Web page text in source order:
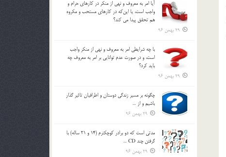
آيا امر به معروف و نهي از منكر در كارهاي حرام و
واجب است، يا اين‌كه در كارهاي مستحب و مكروه
هم تحقق پيدا مي كند؟
29 بهمن 96
با چه شرايطي امر به معروف و نهي از منکر واجب
است، و در صورت عدم توانايي بر امر به معروف چه
بايد کرد؟
29 بهمن 96
چگونه بر مسير زندگي دوستان و اطرافيان تاثير گذار
باشيم و از …
29 بهمن 96
مدتي است كه دو برادر كوچكترم (14 و 21 ساله) با
گرفتن چند CD …
29 بهمن 96